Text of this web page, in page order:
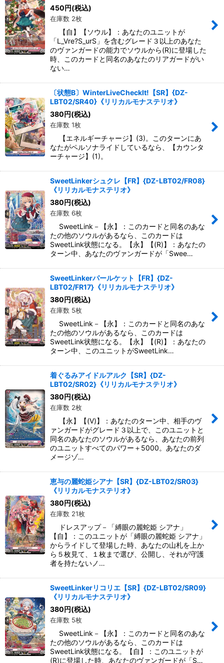
450円(税込)
在庫数 2枚
【自】【ソウル】：あなたのユニットが
「L_Vre?S_urS」を含むグレード３以上のあなた
のヴァンガードの能力でソウルから(R)に登場した
時、このカードと同名のあなたのリアガードがい
ない…
〔状態B〕WinterLiveCheckIt!【SR】{DZ-
LBT02/SR40}《リリカルモナステリオ》
380円(税込)
在庫数 1枚
【エネルギーチャージ】(3)。このターンにあ
なたがペルソナライドしているなら、【カウンタ
ーチャージ】(1)。
SweetLinkerシュクレ【FR】{DZ-LBT02/FR08}
《リリカルモナステリオ》
380円(税込)
在庫数 6枚
SweetLink－【永】：このカードと同名のあな
たの他のソウルがあるなら、このカードは
SweetLink状態になる。【永】【(R)】：あなたの
ターン中、あなたのヴァンガードが「Swee…
SweetLinkerパールケット【FR】{DZ-
LBT02/FR17}《リリカルモナステリオ》
380円(税込)
在庫数 5枚
SweetLink－【永】：このカードと同名のあな
たの他のソウルがあるなら、このカードは
SweetLink状態になる。【永】【(R)】：あなたの
ターン中、このユニットがSweetLink…
着ぐるみアイドルアルク【SR】{DZ-
LBT02/SR02}《リリカルモナステリオ》
380円(税込)
在庫数 2枚
【永】【(V)】：あなたのターン中、相手のヴ
ァンガードがグレード３以上で、このユニットと
同名のあなたのソウルがあるなら、あなたの前列
のユニットすべてのパワー＋5000。あなたのダ
メージゾ…
恵与の麗蛇姫シアナ【SR】{DZ-LBT02/SR03}
《リリカルモナステリオ》
380円(税込)
在庫数 21枚
ドレスアップ－「縛眼の麗蛇姫 シアナ」
【自】：このユニットが「縛眼の麗蛇姫 シアナ」
からライドして登場した時、あなたの山札を上か
ら５枚見て、１枚まで選び、公開し、それが守護
者を持たないノ…
SweetLinkerリコリエ【SR】{DZ-LBT02/SR09}
《リリカルモナステリオ》
380円(税込)
在庫数 5枚
SweetLink－【永】：このカードと同名のあな
たの他のソウルがあるなら、このカードは
SweetLink状態になる。【自】：このユニットが
(R)に登場した時、あなたのヴァンガードが「S…